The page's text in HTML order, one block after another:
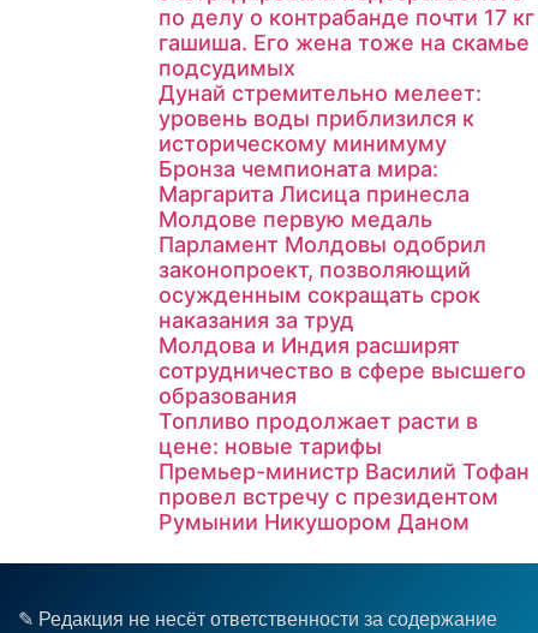
по делу о контрабанде почти 17 кг
гашиша. Его жена тоже на скамье
подсудимых
Дунай стремительно мелеет:
уровень воды приблизился к
историческому минимуму
Бронза чемпионата мира:
Маргарита Лисица принесла
Молдове первую медаль
Парламент Молдовы одобрил
законопроект, позволяющий
осужденным сокращать срок
наказания за труд
Молдова и Индия расширят
сотрудничество в сфере высшего
образования
Топливо продолжает расти в
цене: новые тарифы
Премьер-министр Василий Тофан
провел встречу с президентом
Румынии Никушором Даном
✎ Редакция не несёт ответственности за содержание